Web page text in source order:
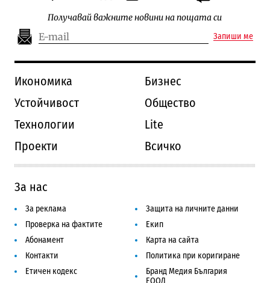
Получавай важните новини на пощата си
Запиши ме
Икономика
Бизнес
Устойчивост
Общество
Технологии
Lite
Проекти
Всичко
За нас
За реклама
Защита на личните данни
Проверка на фактите
Екип
Абонамент
Карта на сайта
Контакти
Политика при коригиране
Етичен кодекс
Бранд Медия България
ЕООД